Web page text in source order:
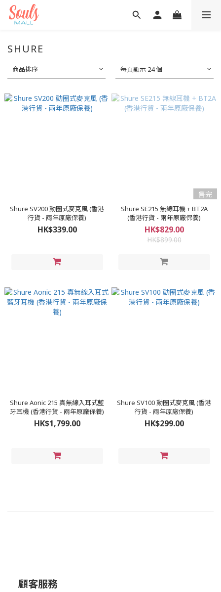
SHURE
商品排序 每頁顯示 24 個
Shure SV200 動圈式麥克風 (香港
行貨 - 兩年原廠保養)
HK$339.00
售完
Shure SE215 無線耳機 + BT2A
(香港行貨 - 兩年原廠保養)
HK$829.00
HK$899.00
Shure Aonic 215 真無線入耳式藍
牙耳機 (香港行貨 - 兩年原廠保養)
HK$1,799.00
Shure SV100 動圈式麥克風 (香港
行貨 - 兩年原廠保養)
HK$299.00
顧客服務